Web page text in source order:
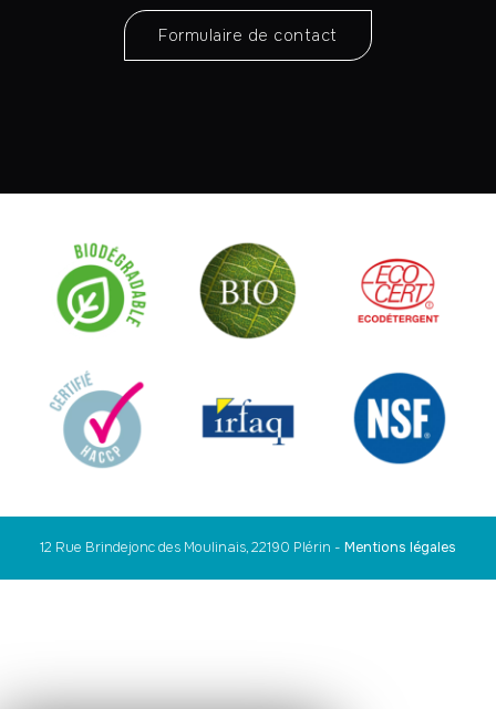
Formulaire de contact
12 Rue Brindejonc des Moulinais, 22190 Plérin - Mentions légales